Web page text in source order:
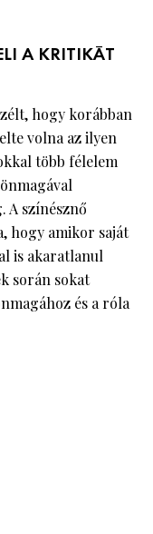
A KRITIKÁT
hogy korábban
volna az ilyen
több félelem
A színésznő
hogy amikor saját
is akaratlanul
során sokat
és a róla